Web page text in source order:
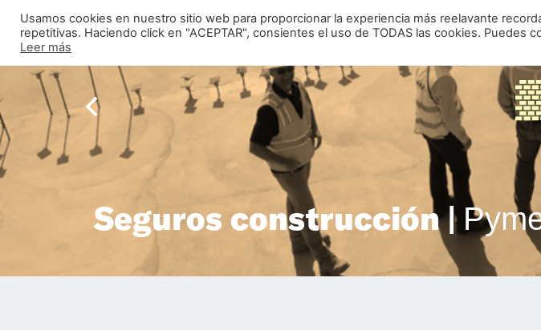
Seguros construcción |
Usamos cookies en nuestro sitio web para proporcionar la experiencia más reelavante
repetitivas. Haciendo click en "ACEPTAR", consientes el uso de TODAS las cookies. Puedes
Leer más